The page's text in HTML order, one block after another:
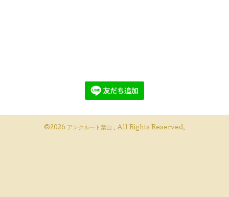
©2026 アンクルート葉山 . All Rights Reserved.